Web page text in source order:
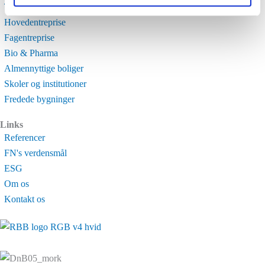
Totalentreprise
Hovedentreprise
Fagentreprise
Bio & Pharma
Almennyttige boliger
Skoler og institutioner
Fredede bygninger
Links
Referencer
FN's verdensmål
ESG
Om os
Kontakt os